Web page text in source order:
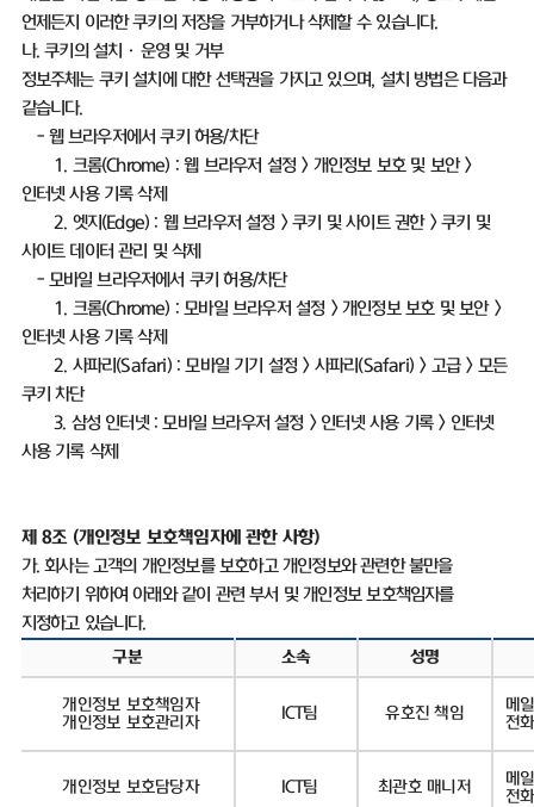
언제든지 이러한 쿠키의 저장을 거부하거나 삭제할 수 있습니다.
나.쿠키의 설치ㆍ운영 및 거부
정보주체는 쿠키 설치에 대한 선택권을 가지고 있으며, 설치 방법은 다음과
같습니다.
- 웹 브라우저에서 쿠키 허용/차단
1. 크롬(Chrome) :웹 브라우저 설정> 개인정보 보호 및 보안>
인터넷 사용 기록 삭제
2. 엣지 (Edge) : 웹 브라우저 설정>쿠키 및 사이트 권한>쿠키 및
사이트 데이터 관리 및 삭제
- 모바일 브라우저에서 쿠키 허용/차단
1. 크롬(Chrome) : 모바일 브라우저 설정>개인정보 보호 및 보안>
인터넷 사용 기록 삭제
2. 사파리 (Safari) : 모바일 기기 설정> 사파리 (Safari) > 고급> 모든
쿠키 차단
3. 삼성 인터넷: 모바일 브라우저 설정> 인터넷 사용 기록> 인터넷
사용 기록 삭제
제 8조 (개인정보 보호책임자에 관한 사항)
가.회사는 고객의 개인정보를 보호하고 개인정보와 관련한 불만을
처리하기 위하여 아래와 같이 관련 부서 및 개인정보 보호책임자를
지정하고 있습니다.
구분 소속 성명
개인정보 보호책임자
개인정보 보호관리자
ICT팀 유호진 책임
메
전
개인정보 보호담당자 ICT팀 최관호 매니저
메일
전